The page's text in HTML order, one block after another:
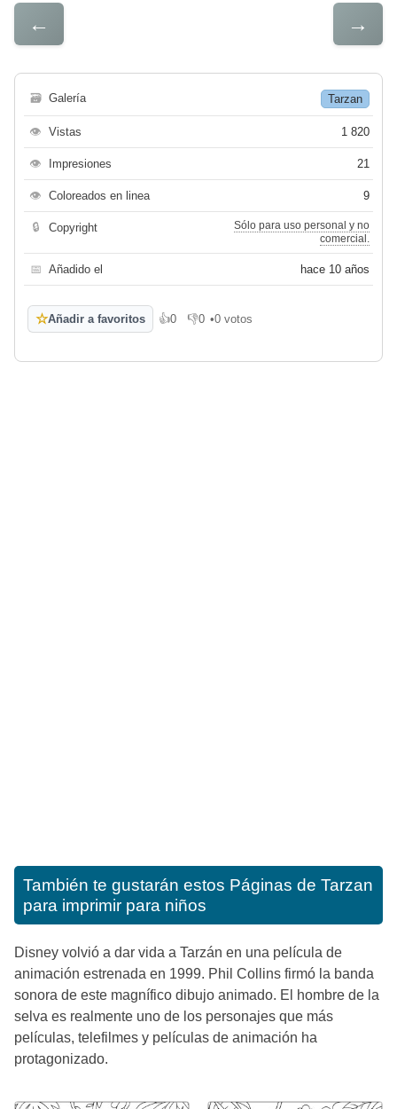
← →
🗃 Galería Tarzan
👁 Vistas 1 820
👁 Impresiones 21
👁 Coloreados en linea 9
🔒 Copyright
Sólo para uso personal y no
comercial.
📅 Añadido el hace 10 años
☆Añadir a favoritos 👍0
Me gusta
👎0
No me gusta
•0 votos
También te gustarán estos Páginas de Tarzan
para imprimir para niños
Disney volvió a dar vida a Tarzán en una película de
animación estrenada en 1999. Phil Collins firmó la banda
sonora de este magnífico dibujo animado. El hombre de la
selva es realmente uno de los personajes que más
películas, telefilmes y películas de animación ha
protagonizado.